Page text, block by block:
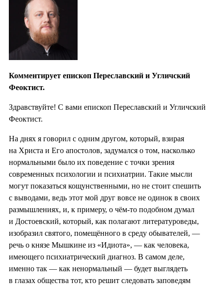
Комментирует епископ Переславский и Угличский
Феоктист.
Здравствуйте! С вами епископ Переславский и Угличский
Феоктист.
На днях я говорил с одним другом, который, взирая
на Христа и Его апостолов, задумался о том, насколько
нормальными было их поведение с точки зрения
современных психологии и психиатрии. Такие мысли
могут показаться кощунственными, но не стоит спешить
с выводами, ведь этот мой друг вовсе не одинок в своих
размышлениях, и, к примеру, о чём-то подобном думал
и Достоевский, который, как полагают литературоведы,
изобразил святого, помещённого в среду обывателей, —
речь о князе Мышкине из «Идиота», — как человека,
имеющего психиатрический диагноз. В самом деле,
именно так — как ненормальный — будет выглядеть
в глазах общества тот, кто решит следовать заповедям